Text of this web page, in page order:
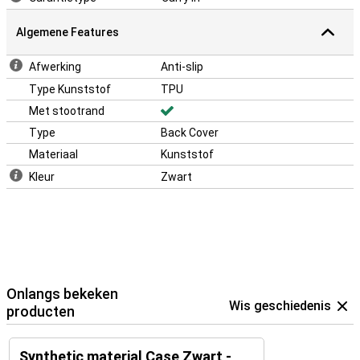
Algemene Features
Afwerking
Anti-slip
Type Kunststof
TPU
Met stootrand
Type
Back Cover
Materiaal
Kunststof
Kleur
Zwart
Onlangs bekeken
producten
Wis geschiedenis
Synthetic material Case Zwart -